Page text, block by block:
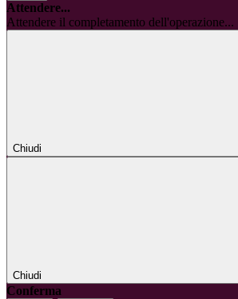
Attendere...
Attendere il completamento dell'operazione...
Chiudi
Chiudi
Conferma